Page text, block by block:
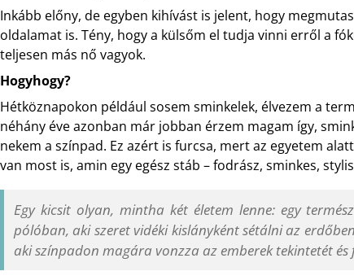
Inkább előny, de egyben kihívást is jelent, hogy
oldalamat is. Tény, hogy a külsőm el tudja vinni erről a
teljesen más nő vagyok.
Hogyhogy?
Hétköznapokon például sosem sminkelek, élvezem a
néhány éve azonban már jobban érzem magam így,
nekem a színpad. Ez azért is furcsa, mert az egyetem
van most is, amin egy egész stáb – fodrász, sminkes,
Egy kicsit olyan, mintha két életem lenne: egy
pólóban, aki szeret vidéki kislányként sétálni az
aki színpadon magára vonzza az emberek tekintetét